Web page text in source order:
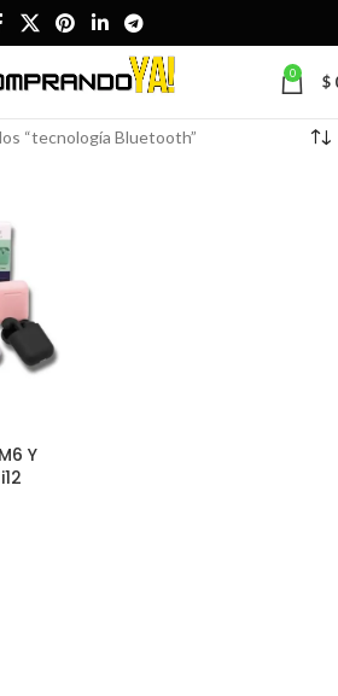
0 $
“tecnología Bluetooth”
Y